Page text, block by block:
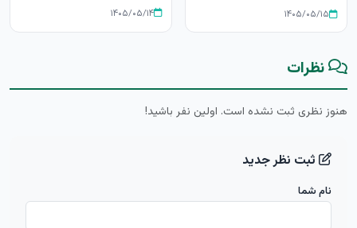
۱۴۰۵/۰۵/۱۵ ۱۴۰۵/۰۵/۱۴
نظرات
هنوز نظری ثبت نشده است. اولین نفر باشید!
ثبت نظر جدید
نام شما